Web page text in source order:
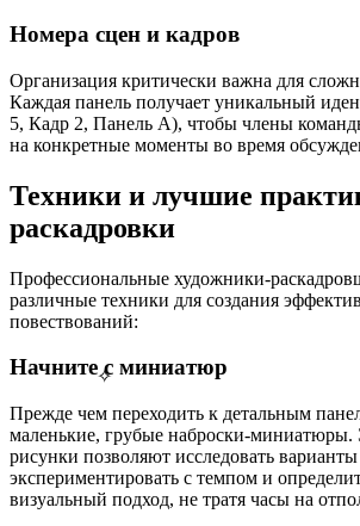
✧
Номера сцен и кадров
Организация критически важна для
Каждая панель получает уникальный
5, Кадр 2, Панель A), чтобы члены
на конкретные моменты во время
Техники и лучшие
раскадровки
Профессиональные художники-
различные техники для создания
повествований:
Начните с миниатюр
Прежде чем переходить к детальным
маленькие, грубые наброски-
рисунки позволяют исследовать
экспериментировать с темпом и
визуальный подход, не тратя часы на